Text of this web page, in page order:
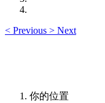
< Previous > Next
你的位置